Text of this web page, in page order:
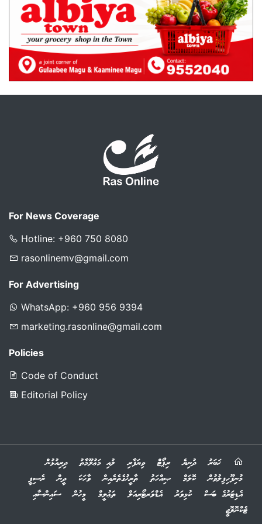
For News Coverage
Hotline: +960 750 8080
rasonlinemv@gmail.com
For Advertising
WhatsApp: +960 956 9394
marketing.rasonline@gmail.com
Policies
Code of Conduct
Editorial Policy
ޚަބަރު ދުނިޔެ ރިޕޯޓް ވިޔަފާރި ލުއި މަޢުލޫމާތު
ދިރިއުޅުން
މުނިފޫހިފިލުވުން
ކޮލަމް ޞިއްހަތު ތާރީޚުގެތެރެއިން ވާހަކަ ދީން
ރެސިޕީ
އެޑިޓަރުގެ ބަސް
ކުޅިވަރު އެޑްވަރޓޯރިއަލް ތަޢުލީމް މީހުން
ސައިންސާއި
ޓެކްނޮލޮޖީ